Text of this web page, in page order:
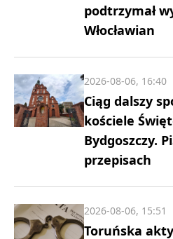
podtrzymał
Włocławian
Ciąg dalszy
kościele
Bydgoszczy.
przepisach
2026-08-06, 16:40
Toruńska
2026-08-06, 15:51